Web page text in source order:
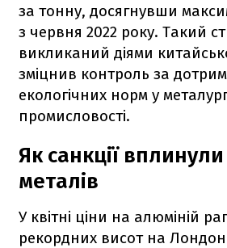
за тонну, досягнувши
з червня 2022 року. Такий
викликаний діями
зміцнив контроль за
екологічних норм у
промисловості.
Як санкції
металів
У квітні ціни на алюміній
рекордних висот на